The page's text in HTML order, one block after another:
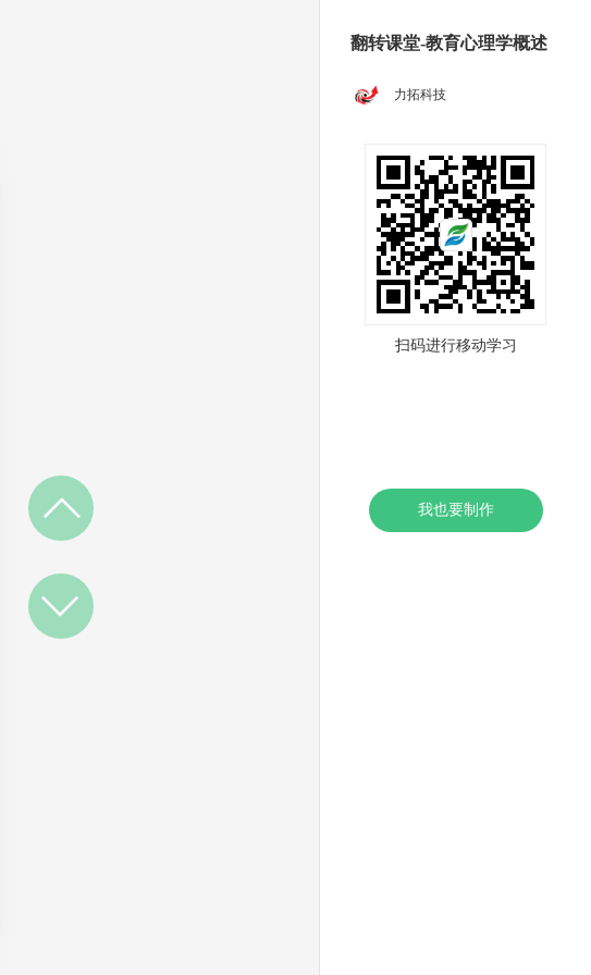
翻转课堂-教育心理学概述
力拓科技
扫码进行移动学习
我也要制作